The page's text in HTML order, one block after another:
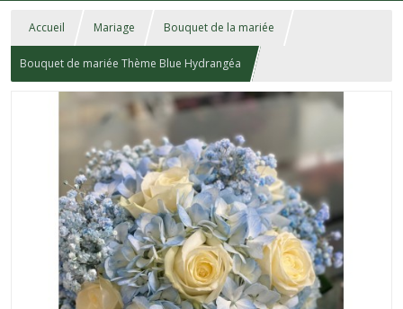
Accueil Mariage Bouquet de la mariée
Bouquet de mariée Thème Blue Hydrangéa